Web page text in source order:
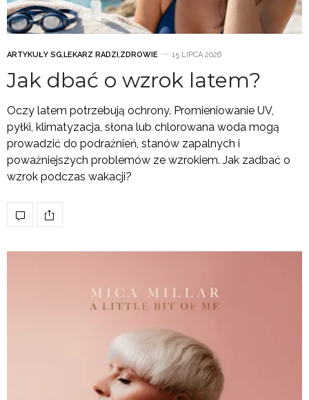
ARTYKUŁY SG,LEKARZ RADZI ,ZDROWIE 15 LIPCA 2026
Jak dbać o wzrok latem?
Oczy latem potrzebują ochrony. Promieniowanie UV,
pyłki, klimatyzacja, słona lub chlorowana woda mogą
prowadzić do podrażnień, stanów zapalnych i
poważniejszych problemów ze wzrokiem. Jak zadbać o
wzrok podczas wakacji?